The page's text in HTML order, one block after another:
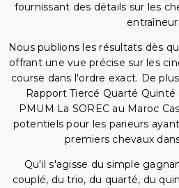
fournissant des détails sur les
Nous publions les résultats dès
offrant une vue précise sur les
course dans l'ordre exact. De
Rapport Tiercé Quarté
PMUM La SOREC au Maroc
potentiels pour les parieurs
premiers chevaux
Qu'il s'agisse du simple
couplé, du trio, du quarté, du